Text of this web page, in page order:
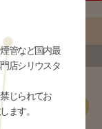
チ- か行
ま行
管など国内最
店シリウスタ
じられてお
ます。